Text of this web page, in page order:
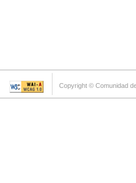
Copyright © Comunidad